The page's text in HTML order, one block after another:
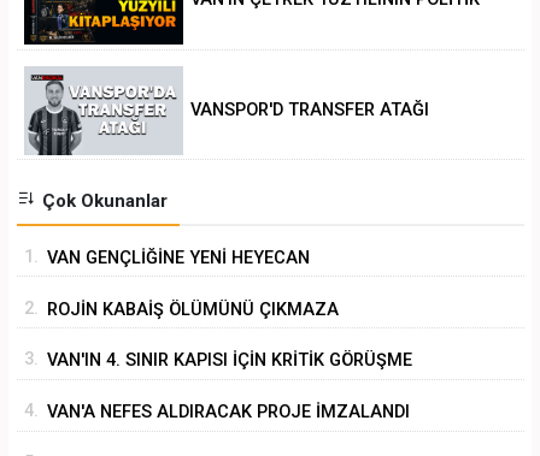
VANSPOR'D TRANSFER ATAĞI
Çok Okunanlar
1. VAN GENÇLİĞİNE YENİ HEYECAN
2. ROJİN KABAİŞ ÖLÜMÜNÜ ÇIKMAZA
3. VAN'IN 4. SINIR KAPISI İÇİN KRİTİK GÖRÜŞME
4. VAN'A NEFES ALDIRACAK PROJE İMZALANDI